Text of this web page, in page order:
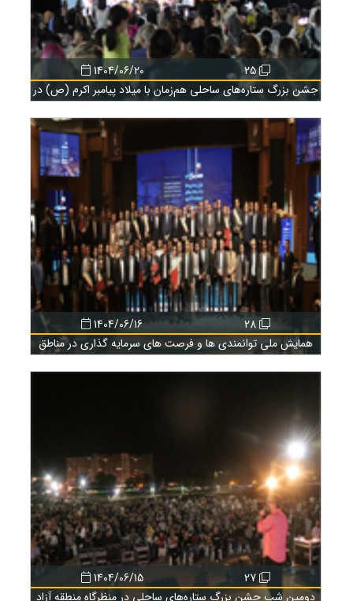
25
1404/06/20
جشن بزرگ ستاره‌های ساحلی هم‌زمان با میلاد پیامبر اکرم (ص) در
منظرگاه منطقه آزاد انزلی
28
1404/06/16
همایش ملی توانمندی ها و فرصت های سرمایه گذاری در مناطق
آزاد تجاری کشور
27
1404/06/15
دومین شب جشن بزرگ ستاره‌های ساحلی در منظرگاه منطقه آزاد